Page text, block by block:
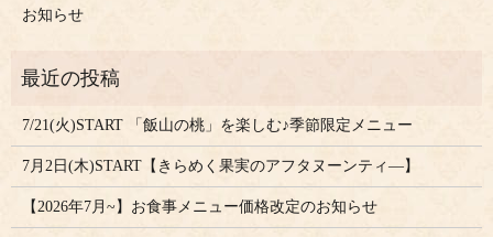
お知らせ
7/21(火)START 「飯山の桃」を楽しむ♪季節限定メニュー
7月2日(木)START【きらめく果実のアフタヌーンティ―】
【2026年7月~】お食事メニュー価格改定のお知らせ